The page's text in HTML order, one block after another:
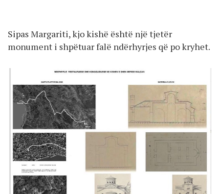
Sipas Margariti, kjo kishë është një tjetër
monument i shpëtuar falë ndërhyrjes që po kryhet.